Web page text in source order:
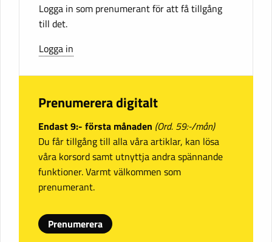
Logga in som prenumerant för att få tillgång
till det.
Logga in
Prenumerera digitalt
Endast 9:- första månaden (Ord. 59:-/mån)
Du får tillgång till alla våra artiklar, kan lösa
våra korsord samt utnyttja andra spännande
funktioner. Varmt välkommen som
prenumerant.
Prenumerera